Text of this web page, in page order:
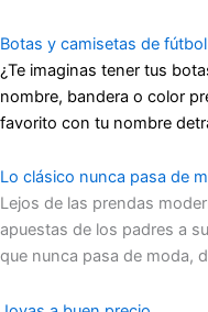
Botas y camisetas de
¿Te imaginas tener tus
nombre, bandera o color
favorito con tu nombre
Lo clásico nunca pasa de
Lejos de las prendas
apuestas de los padres a
que nunca pasa de moda,